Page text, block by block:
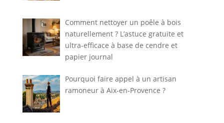
Comment nettoyer un poêle à bois
naturellement ? L’astuce gratuite et
ultra-efficace à base de cendre et
papier journal
Pourquoi faire appel à un artisan
ramoneur à Aix-en-Provence ?